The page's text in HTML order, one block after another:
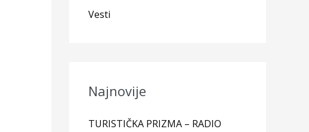
Vesti
Najnovije
TURISTIČKA PRIZMA – RADIO